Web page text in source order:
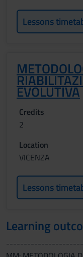
Lessons
EVOLUTIVA
Credits
2
Location
VICENZA
Lessons
Learning